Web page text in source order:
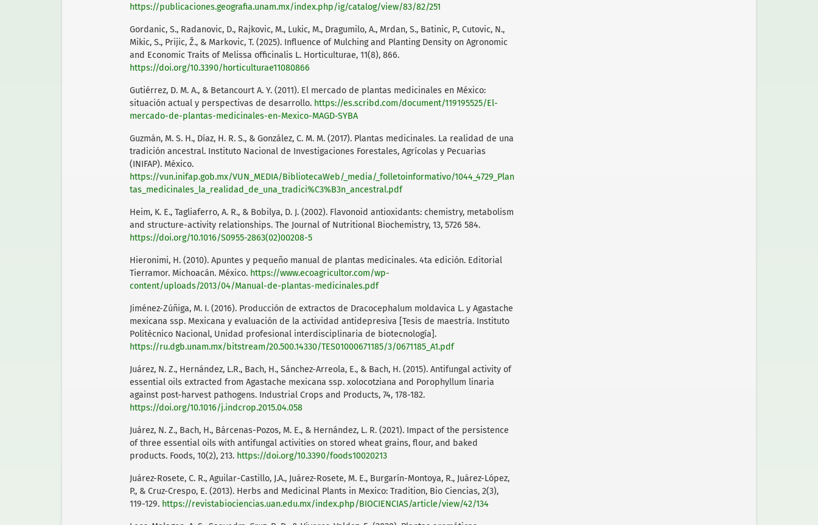
https://publicaciones.geografia.unam.mx/index.php/ig/catalog/view/83/82/251
Gordanic, S., Radanovic, D., Rajkovic, M., Lukic, M., Dragumilo, A., Mrdan, S., Batinic, P., Cutovic, N.,
Mikic, S., Prijic, Ž., & Markovic, T. (2025). Inﬂuence of Mulching and Planting Density on Agronomic
and Economic Traits of Melissa ofﬁcinalis L. Horticulturae, 11(8), 866.
https://doi.org/10.3390/horticulturae11080866
Gutiérrez, D. M. A., & Betancourt A. Y. (2011). El mercado de plantas medicinales en México:
situación actual y perspectivas de desarrollo. https://es.scribd.com/document/119195525/El-
mercado-de-plantas-medicinales-en-Mexico-MAGD-SYBA
Guzmán, M. S. H., Díaz, H. R. S., & González, C. M. M. (2017). Plantas medicinales. La realidad de una
tradición ancestral. Instituto Nacional de Investigaciones Forestales, Agrícolas y Pecuarias
(INIFAP). México.
https://vun.inifap.gob.mx/VUN_MEDIA/BibliotecaWeb/_media/_folletoinformativo/1044_4729_Plan
tas_medicinales_la_realidad_de_una_tradici%C3%B3n_ancestral.pdf
Heim, K. E., Tagliaferro, A. R., & Bobilya, D. J. (2002). Flavonoid antioxidants: chemistry, metabolism
and structure-activity relationships. The Journal of Nutritional Biochemistry, 13, 5726 584.
https://doi.org/10.1016/S0955-2863(02)00208-5
Hieronimi, H. (2010). Apuntes y pequeño manual de plantas medicinales. 4ta edición. Editorial
Tierramor. Michoacán. México. https://www.ecoagricultor.com/wp-
content/uploads/2013/04/Manual-de-plantas-medicinales.pdf
Jiménez-Zúñiga, M. I. (2016). Producción de extractos de Dracocephalum moldavica L. y Agastache
mexicana ssp. Mexicana y evaluación de la actividad antidepresiva [Tesis de maestría. Instituto
Politécnico Nacional, Unidad profesional interdisciplinaria de biotecnología].
https://ru.dgb.unam.mx/bitstream/20.500.14330/TES01000671185/3/0671185_A1.pdf
Juárez, N. Z., Hernández, L.R., Bach, H., Sánchez-Arreola, E., & Bach, H. (2015). Antifungal activity of
essential oils extracted from Agastache mexicana ssp. xolocotziana and Porophyllum linaria
against post-harvest pathogens. Industrial Crops and Products, 74, 178-182.
https://doi.org/10.1016/j.indcrop.2015.04.058
Juárez, N. Z., Bach, H., Bárcenas-Pozos, M. E., & Hernández, L. R. (2021). Impact of the persistence
of three essential oils with antifungal activities on stored wheat grains, flour, and baked
products. Foods, 10(2), 213. https://doi.org/10.3390/foods10020213
Juárez-Rosete, C. R., Aguilar-Castillo, J.A., Juárez-Rosete, M. E., Burgarín-Montoya, R., Juárez-López,
P., & Cruz-Crespo, E. (2013). Herbs and Medicinal Plants in Mexico: Tradition, Bio Ciencias, 2(3),
119-129. https://revistabiociencias.uan.edu.mx/index.php/BIOCIENCIAS/article/view/42/134